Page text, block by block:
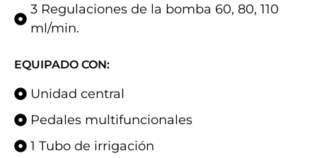
3 Regulaciones de la bomba 60, 80, 110
ml/min.
EQUIPADO CON:
Unidad central
Pedales multifuncionales
1 Tubo de irrigación